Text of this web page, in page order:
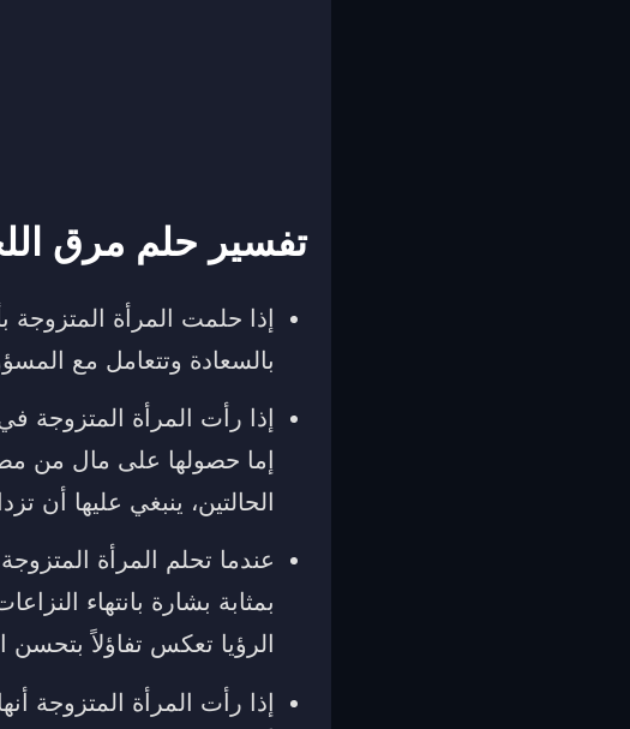
تفسير حلم مرق
إذا حلمت المرأة المتزوجة
بالسعادة وتتعامل مع
إذا رأت المرأة المتزوجة
إما حصولها على مال من
الحالتين، ينبغي عليها أن
عندما تحلم المرأة
بمثابة بشارة بانتهاء
الرؤيا تعكس تفاؤلاً بتحسن
إذا رأت المرأة المتزوجة